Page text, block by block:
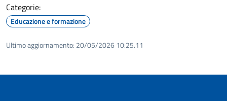
Categorie:
Educazione e formazione
Ultimo aggiornamento: 20/05/2026 10:25.11